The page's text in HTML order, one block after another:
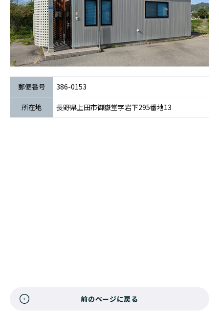
郵便番号 386-0153
所在地 長野県上田市御嶽堂字岩下295番地13
前のページに戻る